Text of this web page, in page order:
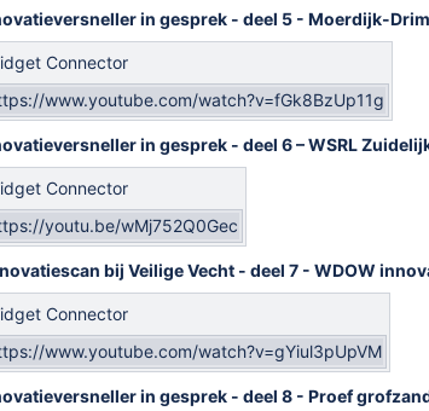
in gesprek - deel 5 - Moerdijk-
Connector
www.youtube.com/watch?v=fGk8BzUp11g
in gesprek - deel 6 – WSRL
Connector
youtu.be/wMj752Q0Gec
bij Veilige Vecht - deel 7 - WDOW
Connector
www.youtube.com/watch?v=gYiul3pUpVM
in gesprek - deel 8 - Proef